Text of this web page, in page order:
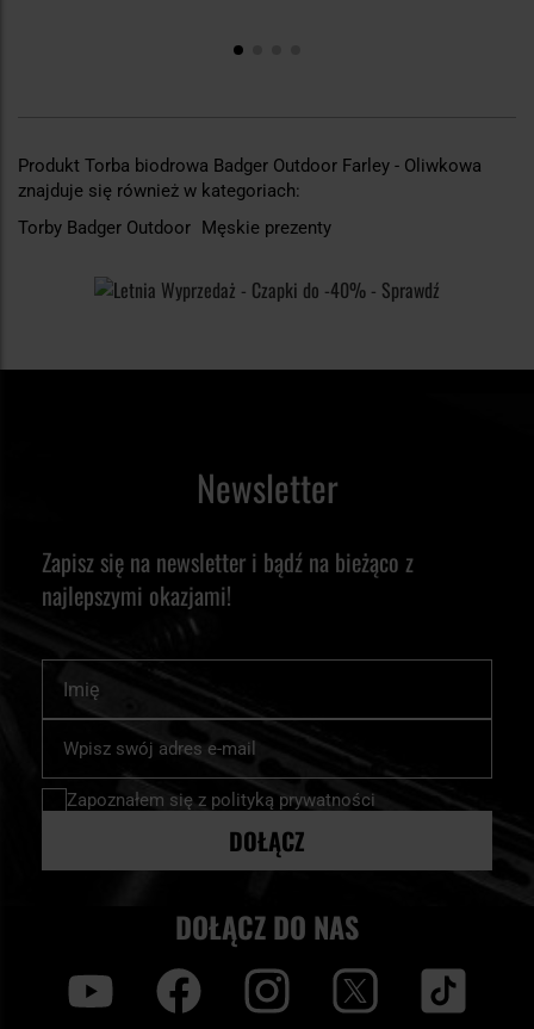
Produkt Torba biodrowa Badger Outdoor Farley - Oliwkowa
znajduje się również w kategoriach:
Torby Badger Outdoor Męskie prezenty
Newsletter
Zapisz się na newsletter i bądź na bieżąco z
najlepszymi okazjami!
nasz
newsletter:
Zapoznałem się z polityką prywatności
DOŁĄCZ
DOŁĄCZ DO NAS